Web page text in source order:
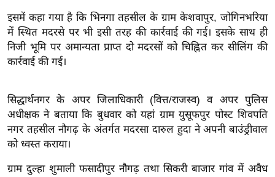
प
मि
बे
मि
ल
इसमें कहा गया है कि भिनगा तहसील के ग्राम केशवापुर, जोगिनभरिया
में स्थित मदरसे पर भी इसी तरह की कार्रवाई की गई। इसके साथ ही
निजी भूमि पर अमान्यता प्राप्त दो मदरसों को चिह्नित कर सीलिंग की
कार्रवाई की गई।
सिद्धार्थनगर के अपर जिलाधिकारी (वित्त/राजस्व) व अपर पुलिस
अधीक्षक ने बताया कि बुधवार को यहां ग्राम युसूफपुर पोस्ट शिवपति
नगर तहसील नौगढ़ के अंतर्गत मदरसा दारुल हुदा ने अपनी बाउंड्रीवाल
को ध्वस्त कराया।
ग्राम दुल्हा शुमाली फसादीपुर नौगढ़ तथा सिकरी बाजार गांव में अवैध